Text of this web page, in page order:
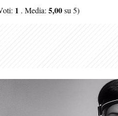
1 . Media: 5,00su 5)